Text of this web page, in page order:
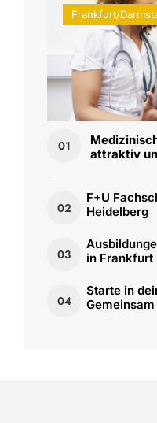
Frankfurt/
01
attraktiv
02
F+U
Heidelberg
03
in Frankfurt
04
Starte in